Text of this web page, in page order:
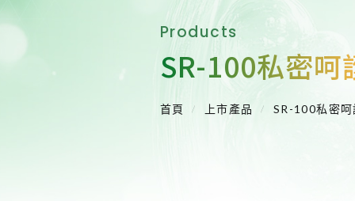
公司沿革
得獎事蹟
重大訊息
Products
SR-100私密呵
首頁 上市產品 SR-100私密呵